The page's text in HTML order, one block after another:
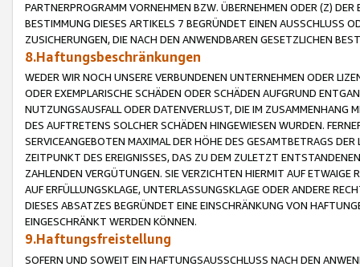
PARTNERPROGRAMM VORNEHMEN BZW. ÜBERNEHMEN ODER (Z)
BESTIMMUNG DIESES ARTIKELS 7 BEGRÜNDET EINEN AUSSCHLUSS
ZUSICHERUNGEN, DIE NACH DEN ANWENDBAREN GESETZLICHEN
8.Haftungsbeschränkungen
WEDER WIR NOCH UNSERE VERBUNDENEN UNTERNEHMEN ODER
ODER EXEMPLARISCHE SCHÄDEN ODER SCHÄDEN AUFGRUND
NUTZUNGSAUSFALL ODER DATENVERLUST, DIE IM ZUSAMMENHANG
DES AUFTRETENS SOLCHER SCHÄDEN HINGEWIESEN WURDEN.
SERVICEANGEBOTEN MAXIMAL DER HÖHE DES GESAMTBETRAGS
ZEITPUNKT DES EREIGNISSES, DAS ZU DEM ZULETZT
ZAHLENDEN VERGÜTUNGEN. SIE VERZICHTEN HIERMIT AUF
AUF ERFÜLLUNGSKLAGE, UNTERLASSUNGSKLAGE ODER ANDERE
DIESES ABSATZES BEGRÜNDET EINE EINSCHRÄNKUNG VON
EINGESCHRÄNKT WERDEN KÖNNEN.
9.Haftungsfreistellung
SOFERN UND SOWEIT EIN HAFTUNGSAUSSCHLUSS NACH DEN